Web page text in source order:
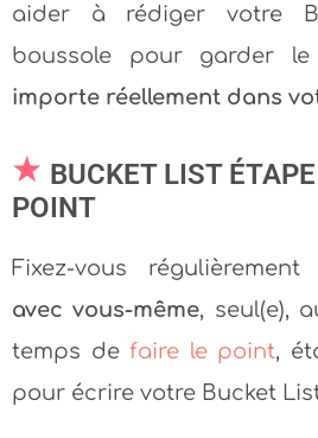
aider à rédiger votre
boussole pour garder
importe réellement dans
BUCKET LIST
POINT
Fixez-vous
avec vous-même, seul(e),
temps defaire le point,
pour écrire votre Bucket